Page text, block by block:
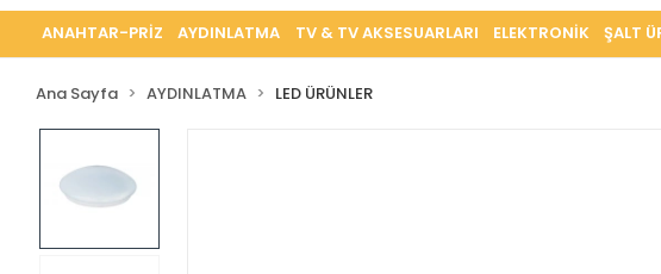
ANAHTAR-PRİZ AYDINLATMA TV & TV AKSESUARLARI ELEKTRONİK ŞALT
Ana Sayfa AYDINLATMA LED ÜRÜNLER